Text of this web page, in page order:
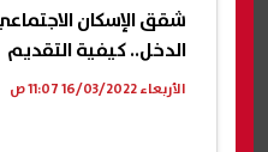
الدخل.. كيفية التقديم
الأربعاء 16/03/2022 11:07 ص